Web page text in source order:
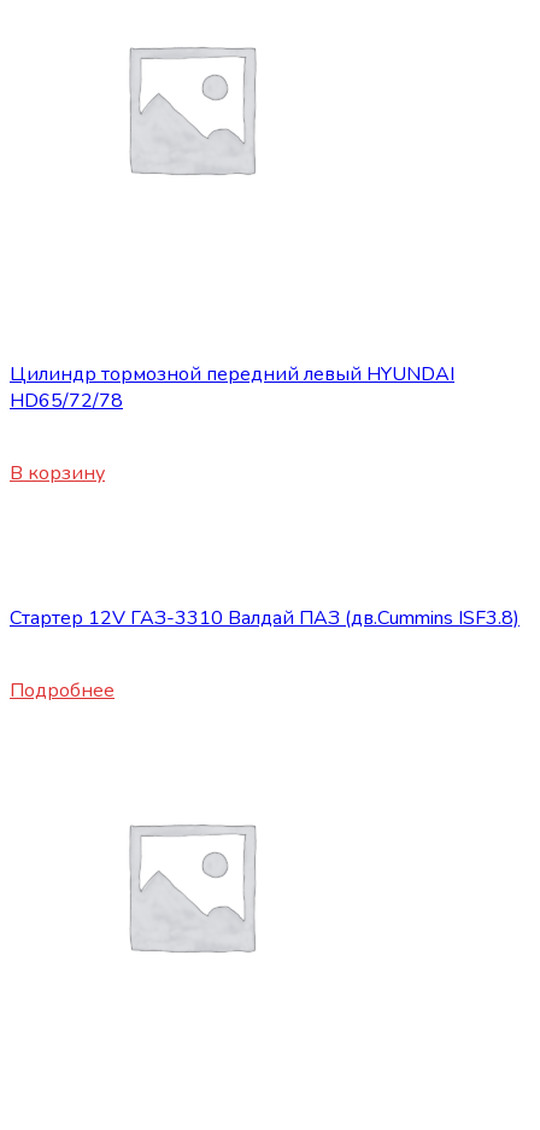
Цилиндр тормозной передний левый HYUNDAI
HD65/72/78
В корзину
Стартер 12V ГАЗ-3310 Валдай ПАЗ (дв.Cummins ISF3.8)
Подробнее